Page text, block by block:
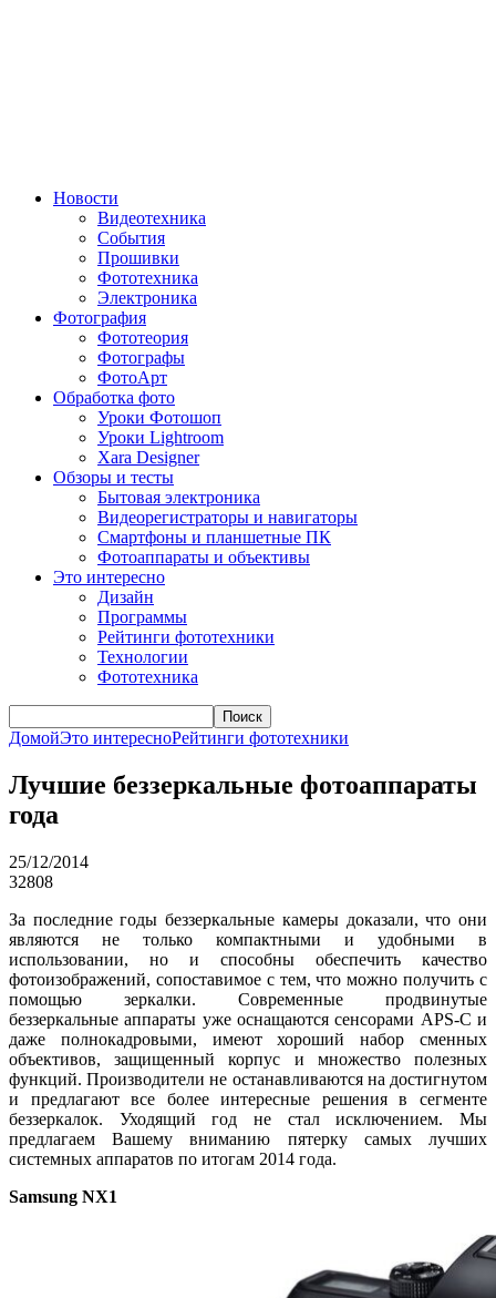
Новости
Видеотехника
События
Прошивки
Фототехника
Электроника
Фотография
Фототеория
Фотографы
ФотоАрт
Обработка фото
Уроки Фотошоп
Уроки Lightroom
Xara Designer
Обзоры и тесты
Бытовая электроника
Видеорегистраторы и навигаторы
Смартфоны и планшетные ПК
Фотоаппараты и объективы
Это интересно
Дизайн
Программы
Рейтинги фототехники
Технологии
Фототехника
Поиск
ДомойЭто интересноРейтинги фототехники
Лучшие беззеркальные фотоаппараты
года
25/12/2014
32808
За последние годы беззеркальные камеры доказали, что они
являются не только компактными и удобными в
использовании, но и способны обеспечить качество
фотоизображений, сопоставимое с тем, что можно получить с
помощью зеркалки. Современные продвинутые
беззеркальные аппараты уже оснащаются сенсорами APS-C и
даже полнокадровыми, имеют хороший набор сменных
объективов, защищенный корпус и множество полезных
функций. Производители не останавливаются на достигнутом
и предлагают все более интересные решения в сегменте
беззеркалок. Уходящий год не стал исключением. Мы
предлагаем Вашему вниманию пятерку самых лучших
системных аппаратов по итогам 2014 года.
Samsung NX1